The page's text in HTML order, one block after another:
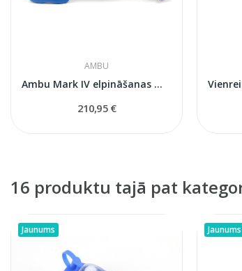
AMBU
Ambu Mark IV elpināšanas maiss pieaugušajiem ar...
210,95 €
16 produktu tajā pat
Jaunums Jaunums